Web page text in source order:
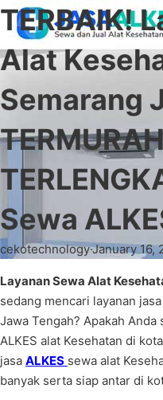
TERBAIK!
Alat
Semarang
Sewa
cekotechnology·January 16,
Layanan Sewa Alat
sedang mencari layanan
Jawa Tengah? Apakah
ALKES alat Kesehatan di
jasa ALKES sewa alat
banyak serta siap antar di